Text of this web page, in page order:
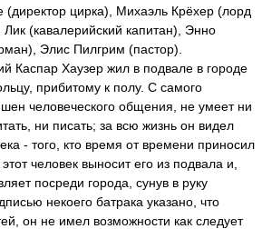
(директор цирка), Михаэль Крёхер (лорд
(кавалерийский капитан), Энно
Элис Пилгрим (пастор).
Каспар Хаузер жил в подвале в городе
прибитому к полу. С самого
человеческого общения, не умеет ни
ни писать; за всю жизнь он видел
- того, кто время от времени приносил
человек выносит его из подвала и,
посреди города, сунув в руку
некоего батрака указано, что
он не имел возможности как следует